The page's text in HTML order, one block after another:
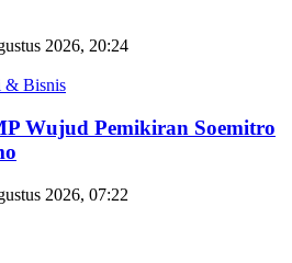
2026, 20:24
& Bisnis
Wujud Pemikiran Soemitro
2026, 07:22